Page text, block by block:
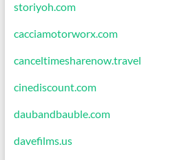
storiyoh.com
cacciamotorworx.com
canceltimesharenow.travel
cinediscount.com
daubandbauble.com
davefilms.us